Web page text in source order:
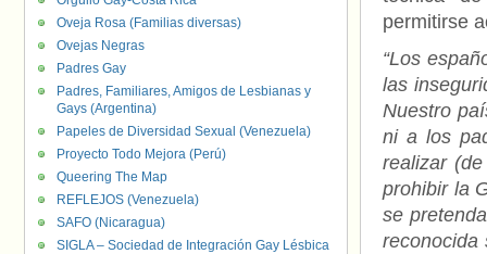
permitirse
“Los
las
Nuestro
ni a los
realizar
prohibir la
se
reconocida
Oveja Rosa (Familias diversas)
Ovejas Negras
Padres Gay
Padres, Familiares, Amigos de Lesbianas y
Gays (Argentina)
Papeles de Diversidad Sexual (Venezuela)
Proyecto Todo Mejora (Perú)
Queering The Map
REFLEJOS (Venezuela)
SAFO (Nicaragua)
SIGLA – Sociedad de Integración Gay Lésbica